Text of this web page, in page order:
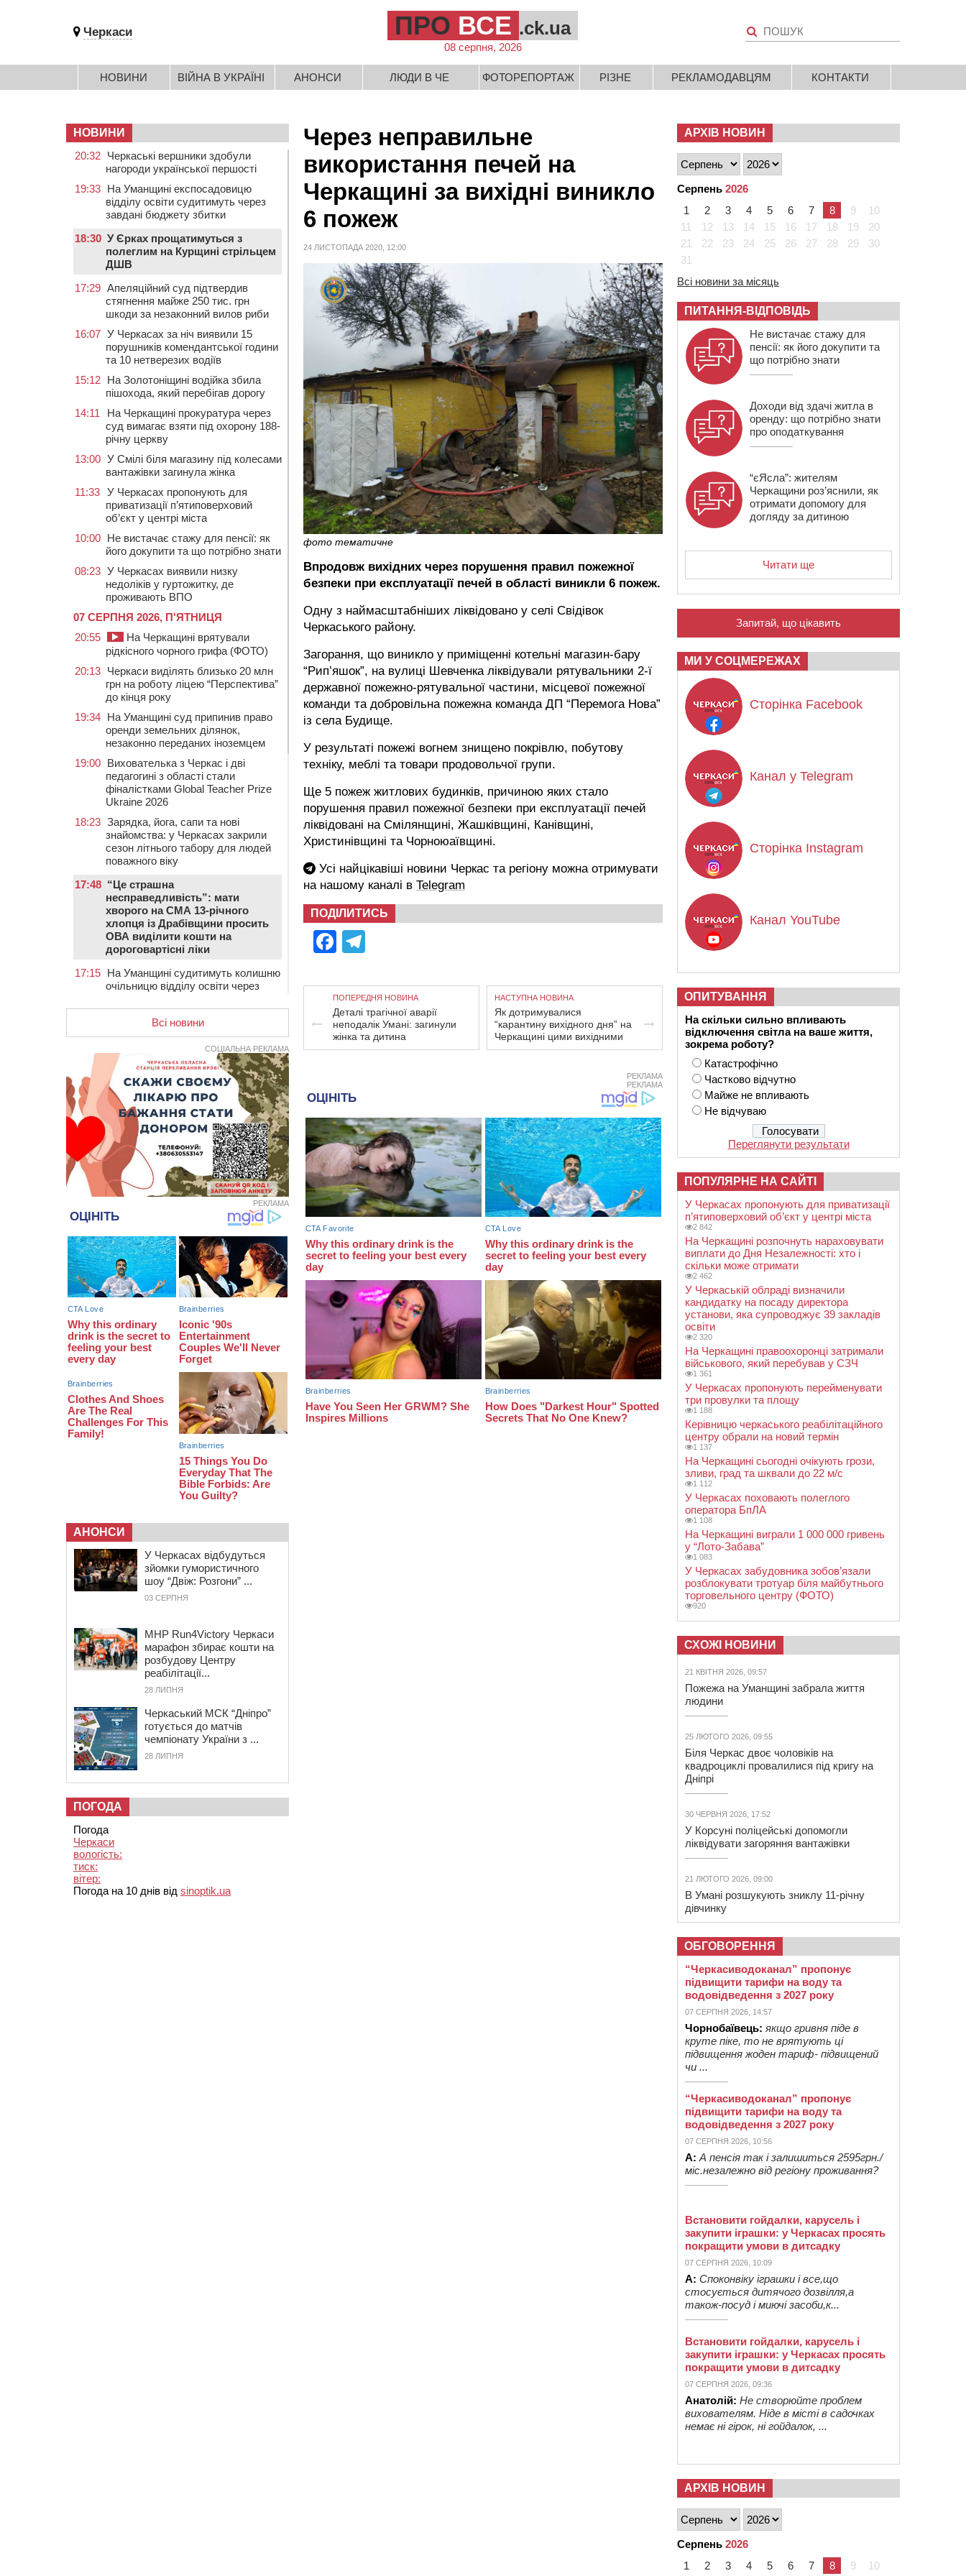
Черкаси ПРО ВСЕ .ck.ua
08 серпня, 2026
НОВИНИ ВІЙНА В УКРАЇНІ АНОНСИ ЛЮДИ В ЧЕ ФОТОРЕПОРТАЖ РІЗНЕ РЕКЛАМОДАВЦЯМ КОНТАКТИ
Через неправильне
використання печей на
Черкащині за вихідні виникло
6 пожеж
24 ЛИСТОПАДА 2020, 12:00
фото тематичне
Впродовж вихідних через порушення правил пожежної
безпеки при експлуатації печей в області виникли 6 пожеж.
Одну з наймасштабніших ліквідовано у селі Свідівок
Черкаського району.
Загорання, що виникло у приміщенні котельні магазин-бару
“Рип’яшок”, на вулиці Шевченка ліквідували рятувальники 2-ї
державної пожежно-рятувальної частини, місцевої пожежної
команди та добровільна пожежна команда ДП “Перемога Нова”
із села Будище.
У результаті пожежі вогнем знищено покрівлю, побутову
техніку, меблі та товари продовольчої групи.
Ще 5 пожеж житлових будинків, причиною яких стало
порушення правил пожежної безпеки при експлуатації печей
ліквідовані на Смілянщині, Жашківщині, Канівщині,
Христинівщині та Чорноюаївщині.
Усі найцікавіші новини Черкас та регіону можна отримувати
на нашому каналі в Telegram
ПОДІЛИТИСЬ
Facebook
ПОПЕРЕДНЯ НОВИНА
Деталі трагічної аварії
неподалік Умані: загинули
жінка та дитина
НАСТУПНА НОВИНА
Як дотримувалися
“карантину вихідного дня” на
Черкащині цими вихідними
РЕКЛАМА
РЕКЛАМА
НОВИНИ
20:32 Черкаські вершники здобули
нагороди української першості
19:33 На Уманщині експосадовицю
відділу освіти судитимуть через
завдані бюджету збитки
18:30 У Єрках прощатимуться з
полеглим на Курщині стрільцем
ДШВ
17:29 Апеляційний суд підтвердив
стягнення майже 250 тис. грн
шкоди за незаконний вилов риби
16:07 У Черкасах за ніч виявили 15
порушників комендантської години
та 10 нетверезих водіїв
15:12 На Золотоніщині водійка збила
пішохода, який перебігав дорогу
14:11
На Черкащині прокуратура через
суд вимагає взяти під охорону 188-
річну церкву
13:00 У Смілі біля магазину під колесами
вантажівки загинула жінка
11:33 У Черкасах пропонують для
приватизації п’ятиповерховий
об’єкт у центрі міста
10:00 Не вистачає стажу для пенсії: як
його докупити та що потрібно знати
08:23 У Черкасах виявили низку
недоліків у гуртожитку, де
проживають ВПО
07 СЕРПНЯ 2026, П'ЯТНИЦЯ
20:55
На Черкащині врятували
рідкісного чорного грифа (ФОТО)
20:13 Черкаси виділять близько 20 млн
грн на роботу ліцею “Перспектива”
до кінця року
19:34 На Уманщині суд припинив право
оренди земельних ділянок,
незаконно переданих іноземцем
19:00 Вихователька з Черкас і дві
педагогині з області стали
фіналістками Global Teacher Prize
Ukraine 2026
18:23 Зарядка, йога, сапи та нові
знайомства: у Черкасах закрили
сезон літнього табору для людей
поважного віку
17:48 “Це страшна
несправедливість”: мати
хворого на СМА 13-річного
хлопця із Драбівщини просить
ОВА виділити кошти на
дороговартісні ліки
17:15 На Уманщині судитимуть колишню
очільницю відділу освіти через
ціною
16:40 У Черкасах провели в останню
путь двох загиблих воїнів
16:07
До 1 вересня у Черкасах
оновлюють дорожню розмітку біля
навчальних закладів (ФОТОФАКТ)
15:39
На честь загиблого захисника і
чемпіона світу в Черкасах відкрили
спортивно-реабілітаційний центр
15:05
На Звенигородщині, попри
заборону міськради, проведуть
“Ше.Fest”
14:31 У Каневі аномальна спека
призвела до перебоїв у роботі
електромереж та комунальних
служб
14:02 На Черкащині намолотили перший
мільйон тонн зерна нового врожаю
пожежа сміттєзвалища
Всі новини
СОЦІАЛЬНА РЕКЛАМА
РЕКЛАМА
АНОНСИ
У Черкасах відбудуться
зйомки гумористичного
шоу “Двіж: Розгони” ...
03 СЕРПНЯ
MHP Run4Victory Черкаси
марафон збирає кошти на
розбудову Центру
реабілітації...
28 ЛИПНЯ
Черкаський МСК “Дніпро”
готується до матчів
чемпіонату України з ...
28 ЛИПНЯ
ПОГОДА
Погода
Черкаси
вологість:
тиск:
вітер:
Погода на 10 днів від sinoptik.ua
АРХІВ НОВИН
Серпень 2026
1
2 3 4 5 6 7 8 9
10
11
12 13 14 15 16 17 18 19
20
21
22 23 24 25 26 27 28 29
30
31
Всі новини за місяць
ПИТАННЯ-ВІДПОВІДЬ
Не вистачає стажу для
пенсії: як його докупити та
що потрібно знати
Доходи від здачі житла в
оренду: що потрібно знати
про оподаткування
“єЯсла”: жителям
Черкащини роз’яснили, як
отримати допомогу для
догляду за дитиною
Читати ще
Запитай, що цікавить
МИ У СОЦМЕРЕЖАХ
Сторінка Facebook
Канал у Telegram
Сторінка Instagram
Канал YouTube
ОПИТУВАННЯ
На скільки сильно впливають
відключення світла на ваше життя,
зокрема роботу?
Катастрофічно
Частково відчутно
Майже не впливають
Не відчуваю
Переглянути результати
ПОПУЛЯРНЕ НА САЙТІ
У Черкасах пропонують для приватизації
п’ятиповерховий об’єкт у центрі міста
2 842
На Черкащині розпочнуть нараховувати
виплати до Дня Незалежності: хто і
скільки може отримати
2 462
У Черкаській облраді визначили
кандидатку на посаду директора
установи, яка супроводжує 39 закладів
освіти
2 320
На Черкащині правоохоронці затримали
військового, який перебував у СЗЧ
1 361
У Черкасах пропонують перейменувати
три провулки та площу
1 188
Керівницю черкаського реабілітаційного
центру обрали на новий термін
1 137
На Черкащині сьогодні очікують грози,
зливи, град та шквали до 22 м/с
1 112
У Черкасах поховають полеглого
оператора БпЛА
1 108
На Черкащині виграли 1 000 000 гривень
у “Лото-Забава”
1 083
У Черкасах забудовника зобов’язали
розблокувати тротуар біля майбутнього
торговельного центру (ФОТО)
920
СХОЖІ НОВИНИ
21 КВІТНЯ 2026, 09:57
Пожежа на Уманщині забрала життя
людини
25 ЛЮТОГО 2026, 09:55
Біля Черкас двоє чоловіків на
квадроциклі провалилися під кригу на
Дніпрі
30 ЧЕРВНЯ 2026, 17:52
У Корсуні поліцейські допомогли
ліквідувати загоряння вантажівки
21 ЛЮТОГО 2026, 09:00
В Умані розшукують зниклу 11-річну
дівчинку
ОБГОВОРЕННЯ
“Черкасиводоканал” пропонує
підвищити тарифи на воду та
водовідведення з 2027 року
07 СЕРПНЯ 2026, 14:57
Чорнобаївець: якщо гривня піде в
круте піке, то не врятують ці
підвищення жоден тариф- підвищений
чи ...
“Черкасиводоканал” пропонує
підвищити тарифи на воду та
водовідведення з 2027 року
07 СЕРПНЯ 2026, 10:56
А: А пенсія так і залишиться 2595грн./
міс.незалежно від регіону проживання?
Встановити гойдалки, карусель і
закупити іграшки: у Черкасах просять
покращити умови в дитсадку
07 СЕРПНЯ 2026, 10:09
А: Споконвіку іграшки і все,що
стосується дитячого дозвілля,а
також-посуд і миючі засоби,к...
Встановити гойдалки, карусель і
закупити іграшки: у Черкасах просять
покращити умови в дитсадку
07 СЕРПНЯ 2026, 09:36
Анатолій: Не створюйте проблем
вихователям. Ніде в місті в садочках
немає ні гірок, ні гойдалок, ...
АРХІВ НОВИН
Серпень 2026
1
2 3 4 5 6 7 8 9 10